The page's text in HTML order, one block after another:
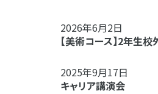
2026年6月2日
【美術コース】2年生
2025年9月17日
キャリア講演会